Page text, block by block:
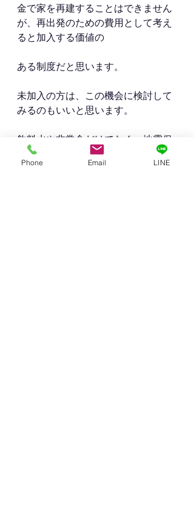
金で家を再建することはできません
が、再出発のための費用として考え
ると加入する価値の
ある制度だと思います。
未加入の方は、この機会に検討して
みるのもいいと思います。
飲料水や非常食だけでなく、地震保
険についても準備をお薦めいたしま
す。
Phone Email LINE